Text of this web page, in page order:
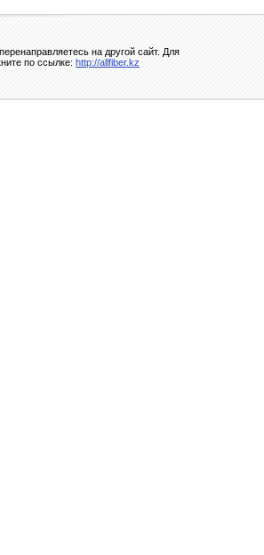
на другой сайт. Для
по ссылке: http://allfiber.kz